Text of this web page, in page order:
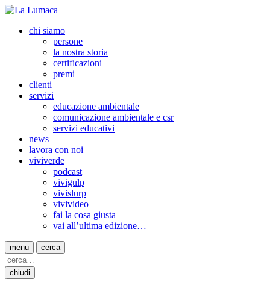
chi siamo
persone
la nostra storia
certificazioni
premi
clienti
servizi
educazione ambientale
comunicazione ambientale e csr
servizi educativi
news
lavora con noi
viviverde
podcast
vivigulp
vivislurp
vivivideo
fai la cosa giusta
vai all’ultima edizione…
menu cerca
chiudi